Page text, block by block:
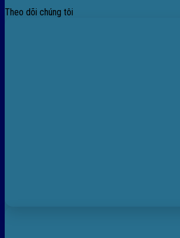
Theo dõi chúng tôi